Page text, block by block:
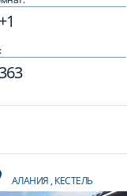
АЛАНИЯ, КЕСТЕЛЬ